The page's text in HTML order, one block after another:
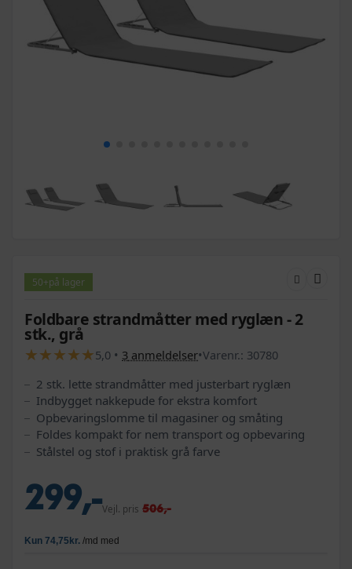
50+på lager
Foldbare strandmåtter med ryglæn - 2
stk., grå
★
★★
★★
★★
★★
★5,0 • 3 anmeldelser•Varenr.: 30780
2 stk. lette strandmåtter med justerbart ryglæn
Indbygget nakkepude for ekstra komfort
Opbevaringslomme til magasiner og småting
Foldes kompakt for nem transport og opbevaring
Stålstel og stof i praktisk grå farve
299,-Vejl. pris 506,-